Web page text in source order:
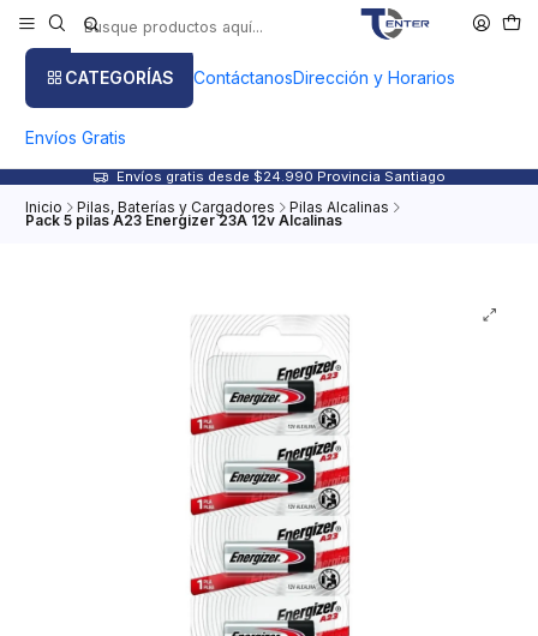
CATEGORÍAS ContáctanosDirección y Horarios
Envíos Gratis
Envíos gratis desde $24.990 Provincia Santiago
Inicio Pilas, Baterías y Cargadores Pilas Alcalinas
Pack 5 pilas A23 Energizer 23A 12v Alcalinas